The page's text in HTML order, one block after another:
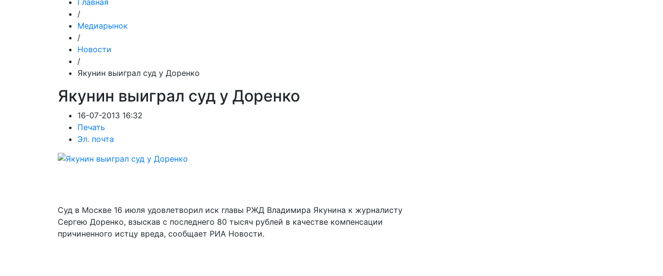
Главная
/
Медиарынок
/
Новости
/
Якунин выиграл суд у Доренко
Якунин выиграл суд у Доренко
16-07-2013 16:32
Печать
Эл. почта
Суд в Москве 16 июля удовлетворил иск главы РЖД Владимира Якунина к журналисту
Сергею Доренко, взыскав с последнего 80 тысяч рублей в качестве компенсации
причиненного истцу вреда, сообщает РИА Новости.